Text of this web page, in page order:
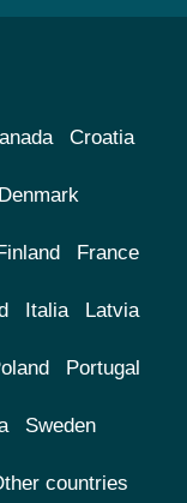
Croatia
Denmark
Finland France
Italia Latvia
Portugal
Sweden
countries